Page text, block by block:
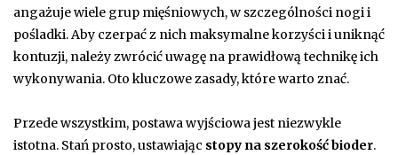
angażuje wiele grup mięśniowych, w szczególności nogi i
pośladki. Aby czerpać z nich maksymalne korzyści i uniknąć
kontuzji, należy zwrócić uwagę na prawidłową technikę ich
wykonywania. Oto kluczowe zasady, które warto znać.
Przede wszystkim, postawa wyjściowa jest niezwykle
istotna. Stań prosto, ustawiając stopy na szerokość bioder.